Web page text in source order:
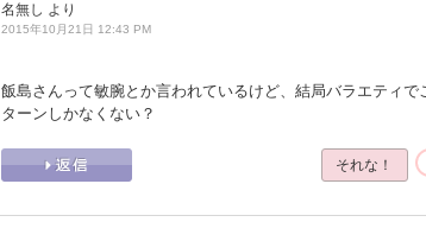
名無し より
2015年10月21日 12:43 PM
飯島さんって敏腕とか言われているけど、結局バラエティ
ターンしかなくない？
それな！